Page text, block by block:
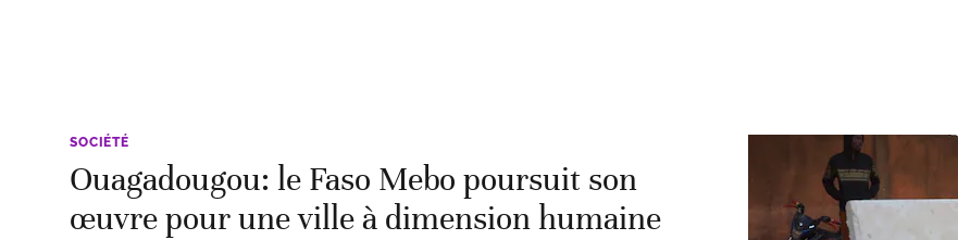
SOCIÉTÉ
Ouagadougou: le Faso Mebo poursuit son
œuvre pour une ville à dimension humaine